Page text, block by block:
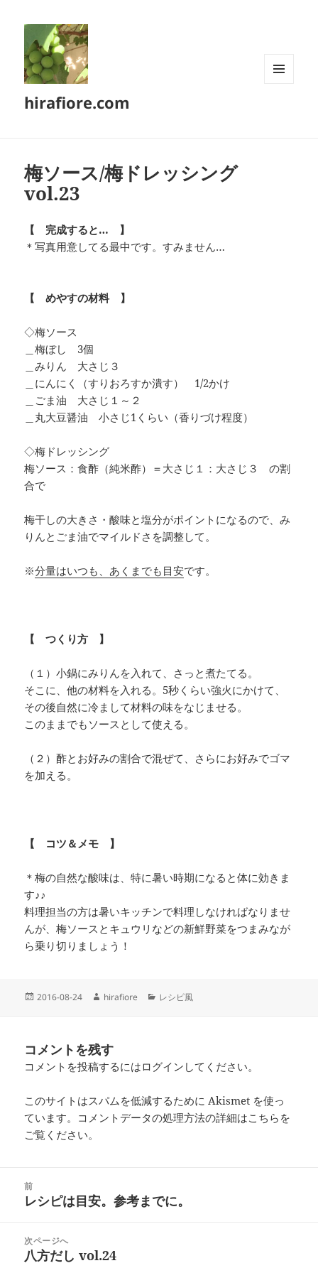
hirafiore.com
梅ソース/梅ドレッシング
vol.23
【 完成すると… 】
＊写真用意してる最中です。すみません…
【 めやすの材料 】
◇梅ソース
＿梅ぼし 3個
＿みりん 大さじ３
＿にんにく（すりおろすか潰す） 1/2かけ
＿ごま油 大さじ１～２
＿丸大豆醤油 小さじ1くらい（香りづけ程度）
◇梅ドレッシング
梅ソース：食酢（純米酢）＝大さじ１：大さじ３ の割
合で
梅干しの大きさ・酸味と塩分がポイントになるので、み
りんとごま油でマイルドさを調整して。
※分量はいつも、あくまでも目安です。
【 つくり方 】
（１）小鍋にみりんを入れて、さっと煮たてる。
そこに、他の材料を入れる。5秒くらい強火にかけて、
その後自然に冷まして材料の味をなじませる。
このままでもソースとして使える。
（２）酢とお好みの割合で混ぜて、さらにお好みでゴマ
を加える。
【 コツ＆メモ 】
＊梅の自然な酸味は、特に暑い時期になると体に効きま
す♪♪
料理担当の方は暑いキッチンで料理しなければなりませ
んが、梅ソースとキュウリなどの新鮮野菜をつまみなが
ら乗り切りましょう！
投
2016-08-24
作
hirafiore
カ
レシピ風
コメントを残す
コメントを投稿するにはログイン してください。
このサイトはスパムを低減するために Akismet を使っ
ています。 コメントデータの処理方法の詳細はこちらを
ご覧ください。
前
前
投
稿:
レシピは目安。参考までに。
次ページへ
次
八方だし vol.24